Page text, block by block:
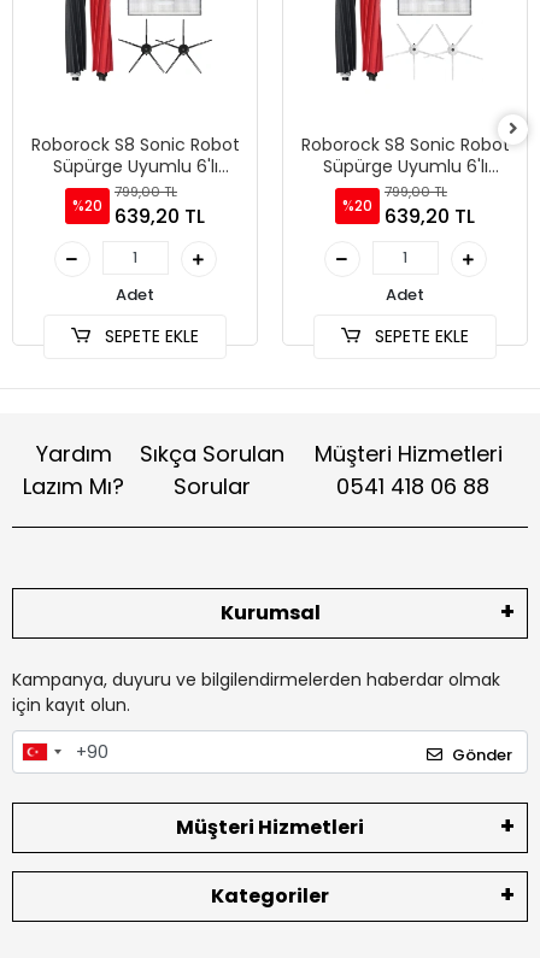
Roborock S8 Sonic Robot
Süpürge Uyumlu 6'lı
Yedek Parça Seti
%20
799,00 TL
639,20 TL
Adet
SEPETE EKLE
Roborock S8 Sonic Robot
Süpürge Uyumlu 6'lı
Yedek Parça Seti
%20
799,00 TL
639,20 TL
Adet
SEPETE EKLE
Yardım
Lazım Mı?
Sıkça Sorulan
Sorular
Müşteri Hizmetleri
0541 418 06 88
Kurumsal
Kampanya, duyuru ve bilgilendirmelerden haberdar olmak
için kayıt olun.
Gönder
Müşteri Hizmetleri
Kategoriler